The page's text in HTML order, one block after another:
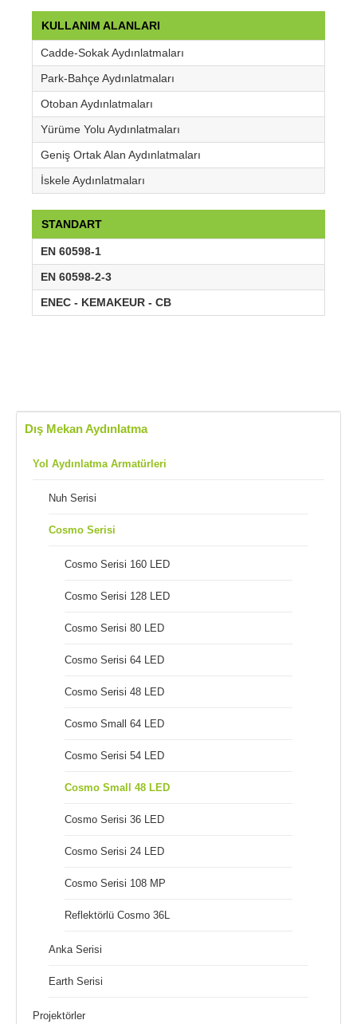
Dış Mekan Aydınlatma
Yol Aydınlatma Armatürleri
Nuh Serisi
Cosmo Serisi
Cosmo Serisi 160 LED
Cosmo Serisi 128 LED
Cosmo Serisi 80 LED
Cosmo Serisi 64 LED
Cosmo Serisi 48 LED
Cosmo Small 64 LED
Cosmo Serisi 54 LED
Cosmo Small 48 LED
Cosmo Serisi 36 LED
Cosmo Serisi 24 LED
Cosmo Serisi 108 MP
Reflektörlü Cosmo 36L
Anka Serisi
Earth Serisi
Projektörler
KULLANIM ALANLARI
Cadde-Sokak Aydınlatmaları
Park-Bahçe Aydınlatmaları
Otoban Aydınlatmaları
Yürüme Yolu Aydınlatmaları
Geniş Ortak Alan Aydınlatmaları
İskele Aydınlatmaları
STANDART
EN 60598-1
EN 60598-2-3
ENEC - KEMAKEUR - CB